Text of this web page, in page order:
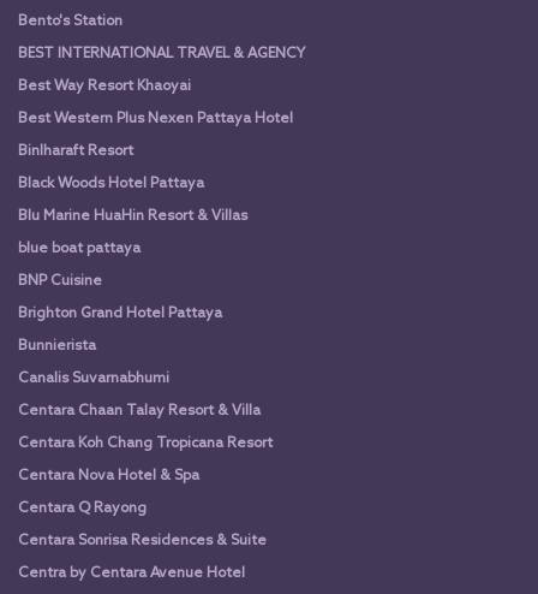
Bento's Station
BEST INTERNATIONAL TRAVEL & AGENCY
Best Way Resort Khaoyai
Best Western Plus Nexen Pattaya Hotel
Binlharaft Resort
Black Woods Hotel Pattaya
Blu Marine HuaHin Resort & Villas
blue boat pattaya
BNP Cuisine
Brighton Grand Hotel Pattaya
Bunnierista
Canalis Suvarnabhumi
Centara Chaan Talay Resort & Villa
Centara Koh Chang Tropicana Resort
Centara Nova Hotel & Spa
Centara Q Rayong
Centara Sonrisa Residences & Suite
Centra by Centara Avenue Hotel